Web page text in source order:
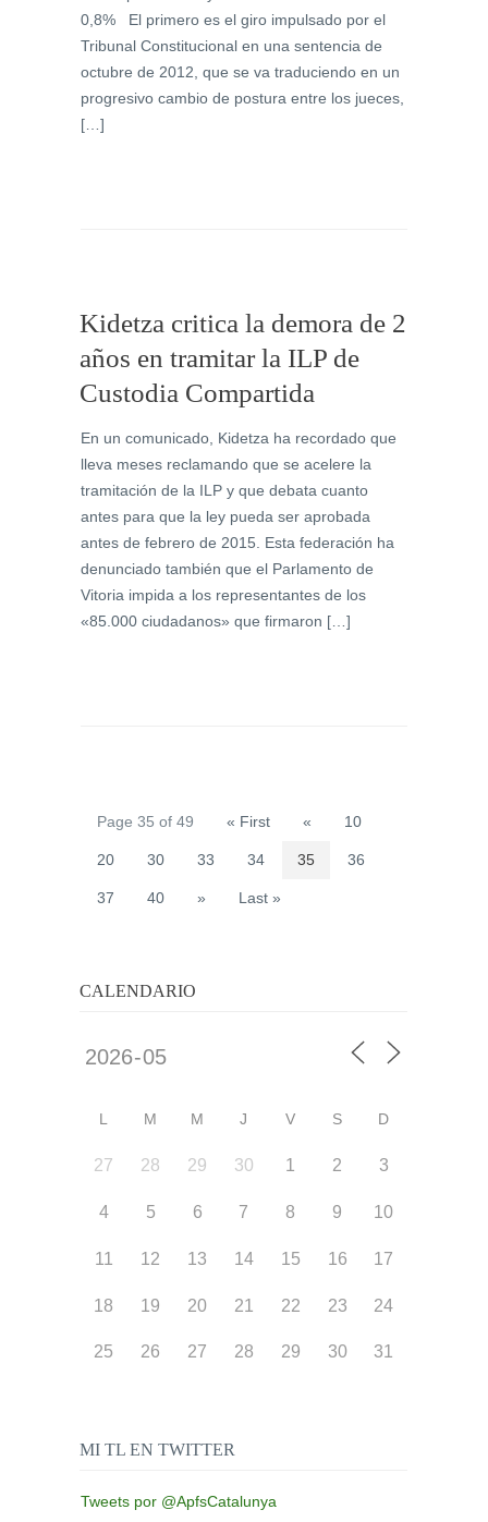
0,8% El primero es el giro impulsado por el
Tribunal Constitucional en una sentencia de
octubre de 2012, que se va traduciendo en un
progresivo cambio de postura entre los jueces,
[…]
Kidetza critica la demora de 2
años en tramitar la ILP de
Custodia Compartida
En un comunicado, Kidetza ha recordado que
lleva meses reclamando que se acelere la
tramitación de la ILP y que debata cuanto
antes para que la ley pueda ser aprobada
antes de febrero de 2015. Esta federación ha
denunciado también que el Parlamento de
Vitoria impida a los representantes de los
«85.000 ciudadanos» que firmaron […]
Page 35 of 49 « First « 10
20 30 33 34 35 36
37 40 » Last »
CALENDARIO
L M M J V S D
27 28 29 30 1 2 3
4 5 6 7 8 9 10
11 12 13 14 15 16 17
18 19 20 21 22 23 24
25 26 27 28 29 30 31
MI TL EN TWITTER
Tweets por @ApfsCatalunya